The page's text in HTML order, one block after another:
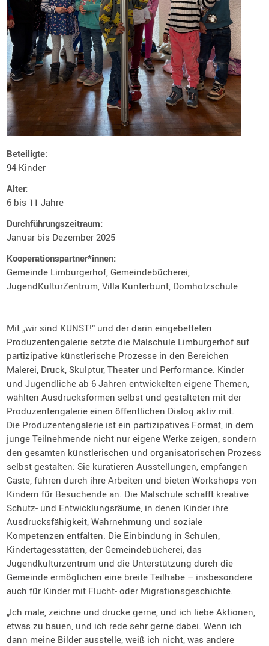
Beteiligte:
94 Kinder
Alter:
6 bis 11 Jahre
Durchführungszeitraum:
Januar bis Dezember 2025
Kooperationspartner*innen:
Gemeinde Limburgerhof, Gemeindebücherei,
JugendKulturZentrum, Villa Kunterbunt, Domholzschule
Mit „wir sind KUNST!“ und der darin eingebetteten
Produzentengalerie setzte die Malschule Limburgerhof auf
partizipative künstlerische Prozesse in den Bereichen
Malerei, Druck, Skulptur, Theater und Performance. Kinder
und Jugendliche ab 6 Jahren entwickelten eigene Themen,
wählten Ausdrucksformen selbst und gestalteten mit der
Produzentengalerie einen öffentlichen Dialog aktiv mit.
Die Produzentengalerie ist ein partizipatives Format, in dem
junge Teilnehmende nicht nur eigene Werke zeigen, sondern
den gesamten künstlerischen und organisatorischen Prozess
selbst gestalten: Sie kuratieren Ausstellungen, empfangen
Gäste, führen durch ihre Arbeiten und bieten Workshops von
Kindern für Besuchende an. Die Malschule schafft kreative
Schutz- und Entwicklungsräume, in denen Kinder ihre
Ausdrucksfähigkeit, Wahrnehmung und soziale
Kompetenzen entfalten. Die Einbindung in Schulen,
Kindertagesstätten, der Gemeindebücherei, das
Jugendkulturzentrum und die Unterstützung durch die
Gemeinde ermöglichen eine breite Teilhabe – insbesondere
auch für Kinder mit Flucht- oder Migrationsgeschichte.
„Ich male, zeichne und drucke gerne, und ich liebe Aktionen,
etwas zu bauen, und ich rede sehr gerne dabei. Wenn ich
dann meine Bilder ausstelle, weiß ich nicht, was andere